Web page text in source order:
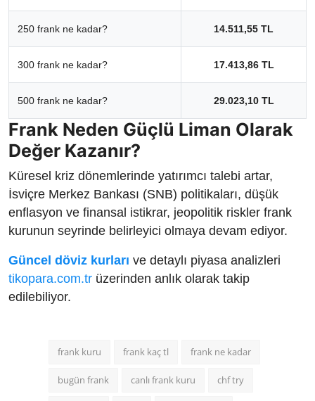
250 frank ne kadar? 14.511,55 TL
300 frank ne kadar? 17.413,86 TL
500 frank ne kadar? 29.023,10 TL
Frank Neden Güçlü Liman Olarak
Değer Kazanır?
Küresel kriz dönemlerinde yatırımcı talebi artar,
İsviçre Merkez Bankası (SNB) politikaları, düşük
enflasyon ve finansal istikrar, jeopolitik riskler frank
kurunun seyrinde belirleyici olmaya devam ediyor.
Güncel döviz kurları ve detaylı piyasa analizleri
tikopara.com.tr üzerinden anlık olarak takip
edilebiliyor.
frank kuru frank kaç tl frank ne kadar
bugün frank canlı frank kuru chf try